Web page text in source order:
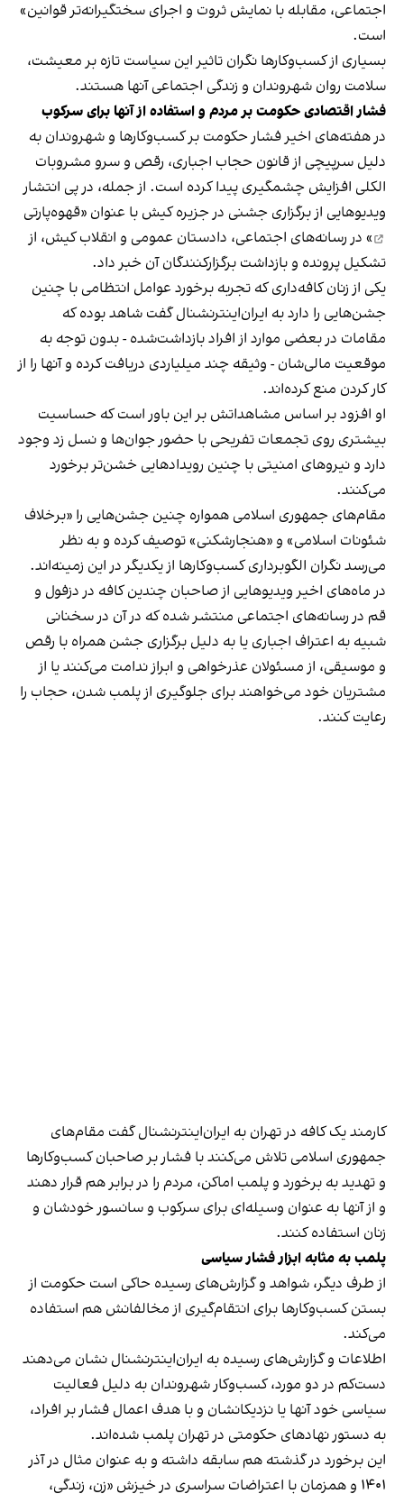
اجتماعی، مقابله با نمایش ثروت و اجرای سختگیرانه‌تر قوانین»
است.
بسیاری از کسب‌وکارها نگران تاثیر این سیاست‌ تازه بر معیشت،
سلامت روان شهروندان و زندگی اجتماعی آنها هستند.
فشار اقتصادی حکومت بر مردم و استفاده از آنها برای سرکوب
در هفته‌های اخیر فشار حکومت بر کسب‌وکارها و شهروندان به
دلیل سرپیچی از قانون حجاب اجباری، رقص و سرو مشروبات
الکلی افزایش چشمگیری پیدا کرده است. از جمله، در پی انتشار
ویدیوهایی از برگزاری جشنی در جزیره کیش با عنوان «قهوه‌پارتی
» در رسانه‌های اجتماعی، دادستان عمومی و انقلاب کیش، از
تشکیل پرونده و بازداشت برگزارکنندگان آن خبر داد.
یکی از زنان کافه‌داری که تجربه برخورد عوامل انتظامی با چنین
جشن‌هایی را دارد به ایران‌اینترنشنال گفت شاهد بوده که
مقامات در بعضی موارد از افراد بازداشت‌‌شده - بدون توجه به
موقعیت مالی‌شان - وثیقه چند میلیاردی دریافت کرده و آنها را از
کار کردن منع کرده‌اند.
او افزود بر اساس مشاهداتش بر این باور است که حساسیت
بیشتری روی تجمعات تفریحی با حضور جوان‌ها و نسل زد وجود
دارد و نیروهای امنیتی با چنین رویدادهایی خشن‌تر برخورد
می‌کنند.
مقام‌های جمهوری اسلامی همواره چنین جشن‌هایی را «برخلاف
شئونات اسلامی» و «هنجارشکنی» توصیف کرده و به نظر
می‌رسد نگران الگوبرداری کسب‌وکارها از یکدیگر در این زمینه‌اند.
در ماه‌های اخیر ویدیوهایی از صاحبان چندین کافه در دزفول و
قم در رسانه‌های اجتماعی منتشر شده که در آن در سخنانی
شبیه به اعتراف اجباری یا به دلیل برگزاری جشن همراه با رقص
و موسیقی، از مسئولان عذرخواهی و ابراز ندامت می‌کنند یا از
مشتریان خود می‌خواهند برای جلوگیری از پلمب شدن، حجاب را
رعایت کنند.
کارمند یک کافه در تهران به ایران‌اینترنشنال گفت مقام‌های
جمهوری اسلامی تلاش می‌کنند با فشار بر صاحبان کسب‌وکارها
و تهدید به برخورد و پلمب اماکن، مردم را در برابر هم قرار دهند
و از آنها به عنوان وسیله‌ای برای سرکوب و سانسور خودشان و
زنان استفاده کنند.
پلمب به مثابه ابزار فشار سیاسی
از طرف دیگر، شواهد و گزارش‌های رسیده حاکی است حکومت از
بستن کسب‌وکارها برای انتقام‌گیری از مخالفانش هم استفاده
می‌کند.
اطلاعات و گزارش‌های رسیده به ایران‌اینترنشنال نشان می‌دهند
دست‌کم در دو مورد، کسب‌وکار شهروندان به دلیل فعالیت
سیاسی خود آنها یا نزدیکانشان و با هدف اعمال فشار بر افراد،
به دستور نهادهای حکومتی در تهران پلمب شده‌اند.
این برخورد در گذشته هم سابقه داشته و به عنوان مثال در آذر
۱۴۰۱ و همزمان با اعتراضات سراسری در خیزش «زن، زندگی،